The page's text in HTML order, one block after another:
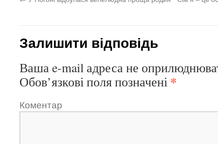
Залишити відповідь
Ваша e-mail адреса не
Обов’язкові поля позначені *
Коментар